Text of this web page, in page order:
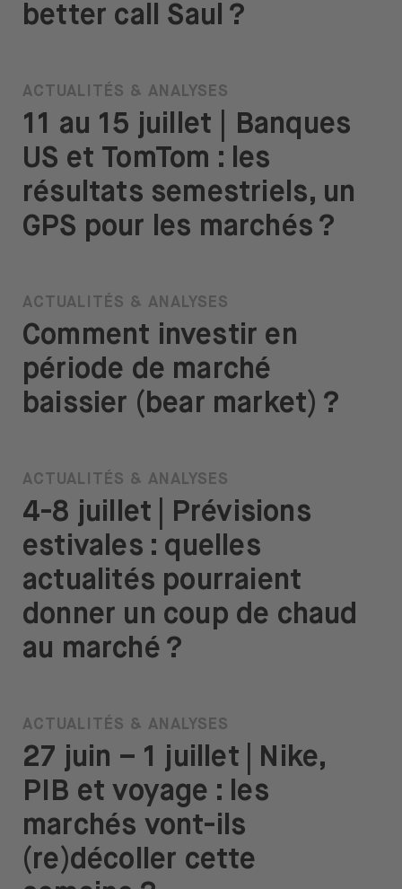
better call Saul ?
ACTUALITÉS & ANALYSES
11 au 15 juillet | Banques
US et TomTom : les
résultats semestriels, un
GPS pour les marchés ?
ACTUALITÉS & ANALYSES
Comment investir en
période de marché
baissier (bear market) ?
ACTUALITÉS & ANALYSES
4-8 juillet | Prévisions
estivales : quelles
actualités pourraient
donner un coup de chaud
au marché ?
ACTUALITÉS & ANALYSES
27 juin – 1 juillet | Nike,
PIB et voyage : les
marchés vont-ils
(re)décoller cette